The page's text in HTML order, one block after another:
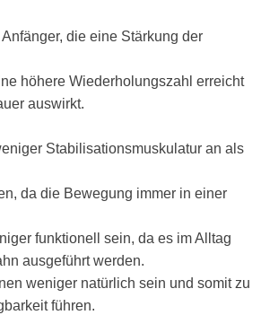
die eine Stärkung der
höhere Wiederholungszahl erreicht
auswirkt.
Stabilisationsmuskulatur an als
da die Bewegung immer in einer
funktionell sein, da es im Alltag
ausgeführt werden.
weniger natürlich sein und somit zu
führen.